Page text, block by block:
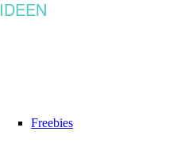
IDEEN
Freebies